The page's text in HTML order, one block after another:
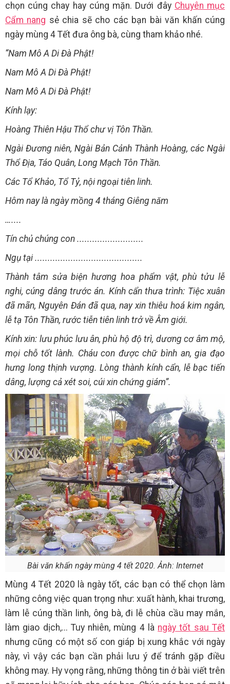
chọn cúng chay hay cúng mặn. Dưới đây Chuyên mục
Cẩm nang sẻ chia sẽ cho các bạn bài văn khấn cúng
ngày mùng 4 Tết đưa ông bà, cùng tham khảo nhé.
“Nam Mô A Di Đà Phật!
Nam Mô A Di Đà Phật!
Nam Mô A Di Đà Phật!
Kính lạy:
Hoàng Thiên Hậu Thổ chư vị Tôn Thần.
Ngài Đương niên, Ngài Bản Cảnh Thành Hoàng, các Ngài
Thổ Địa, Táo Quân, Long Mạch Tôn Thần.
Các Tổ Khảo, Tổ Tỷ, nội ngoại tiên linh.
Hôm nay là ngày mồng 4 tháng Giêng năm
…....
Tín chủ chúng con ..........................
Ngụ tại ..........................................
Thành tâm sửa biện hương hoa phẩm vật, phù tửu lễ
nghi, cúng dâng trước án. Kính cẩn thưa trình: Tiệc xuân
đã mãn, Nguyên Đán đã qua, nay xin thiêu hoá kim ngân,
lễ tạ Tôn Thần, rước tiễn tiên linh trở về Âm giới.
Kính xin: lưu phúc lưu ân, phù hộ độ trì, dương cơ âm mộ,
mọi chỗ tốt lành. Cháu con được chữ bình an, gia đạo
hưng long thịnh vượng. Lòng thành kính cẩn, lễ bạc tiến
dâng, lượng cả xét soi, cúi xin chứng giám”.
Bài văn khấn ngày mùng 4 tết 2020. Ảnh: Internet
Mùng 4 Tết 2020 là ngày tốt, các bạn có thể chọn làm
những công việc quan trọng như: xuất hành, khai trương,
làm lễ cúng thần linh, ông bà, đi lễ chùa cầu may mắn,
làm giao dịch,... Tuy nhiên, mùng 4 là ngày tốt sau Tết
nhưng cũng có một số con giáp bị xung khắc với ngày
này, vì vậy các bạn cần phải lưu ý để tránh gặp điều
không may. Hy vọng rằng, những thông tin ở bài viết trên